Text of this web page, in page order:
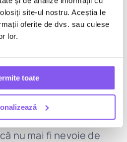
site-ul nostru. Aceștia le
oferite de dvs. sau culese
lor.
toate
pentru editarea de
useri pe Instagram
pe Reels, platforma a
de tăiere,
și rotire pentru
nu mai fi nevoie de